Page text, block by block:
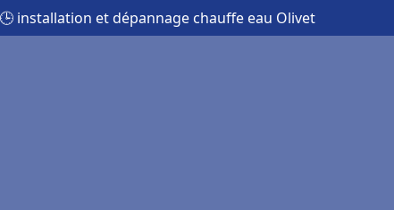
🕒 installation et dépannage chauffe eau Olivet